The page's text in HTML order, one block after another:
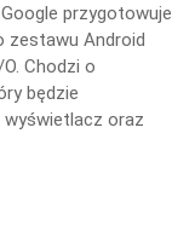
przygotowuje
zestawu Android
Chodzi o
będzie
wyświetlacz oraz